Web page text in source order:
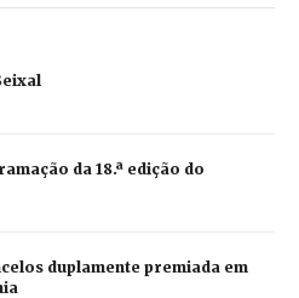
da 18.ª edição do
duplamente premiada em